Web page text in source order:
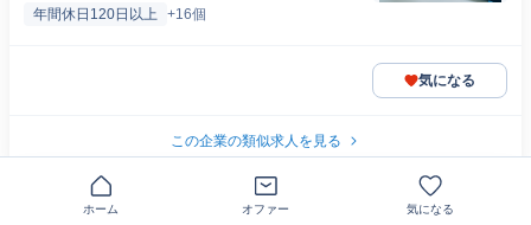
年間休日120日以上 +16個
気になる
この企業の類似求人を見る
ドコモケータイのお悩み事へのサポート
ホーム オファー 気になる